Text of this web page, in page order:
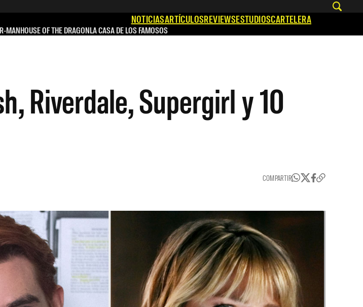
NOTICIASARTÍCULOSREVIEWSESTUDIOSCARTELERA
MANHOUSE OF THE DRAGONLA CASA DE LOS FAMOSOS
Riverdale, Supergirl y 10
COMPARTIR